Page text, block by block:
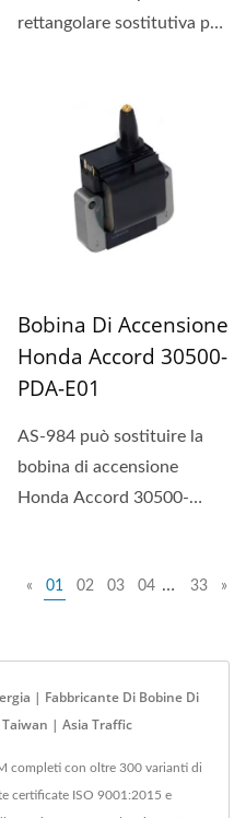
rettangolare sostitutiva per
Bobina Di Accensione
Honda Accord 30500-
PDA-E01
AS-984 può sostituire la
bobina di accensione
Honda Accord 30500-
« 01 02 03 04 … 33 »
| Fabbricante Di Bobine Di
Taiwan | Asia Traffic
completi con oltre 300 varianti di
certificate ISO 9001:2015 e